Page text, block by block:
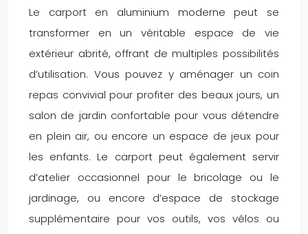
Le carport en aluminium moderne peut se
transformer en un véritable espace de vie
extérieur abrité, offrant de multiples possibilités
d’utilisation. Vous pouvez y aménager un coin
repas convivial pour profiter des beaux jours, un
salon de jardin confortable pour vous détendre
en plein air, ou encore un espace de jeux pour
les enfants. Le carport peut également servir
d’atelier occasionnel pour le bricolage ou le
jardinage, ou encore d’espace de stockage
supplémentaire pour vos outils, vos vélos ou